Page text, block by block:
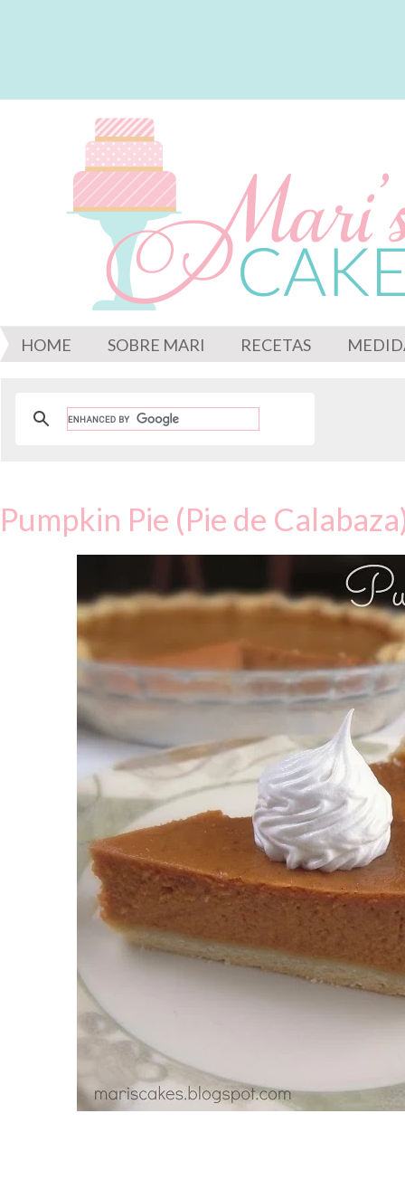
HOME SOBRE MARI RECETAS
Pumpkin Pie (Pie de